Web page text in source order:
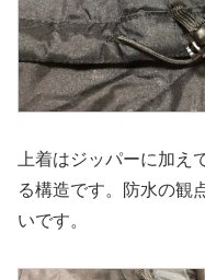
上着はジッパーに加え
る構造です。防水の観
いです。